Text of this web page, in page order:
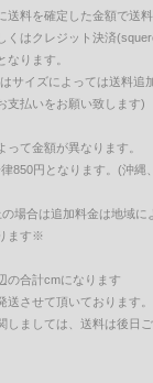
料を確定した金額で送
くはクレジット決済
なります。
サイズによっては送料追
支払いをお願い致します)
て金額が異なります。
850円となります。(沖縄
場合は追加料金は地域に
ます※
の合計cmになります
させて頂いております。
しましては、送料は後日